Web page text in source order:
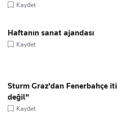
Kaydet
Haftanın sanat ajandası
Kaydet
Sturm Graz'dan Fenerbahçe
değil"
Kaydet